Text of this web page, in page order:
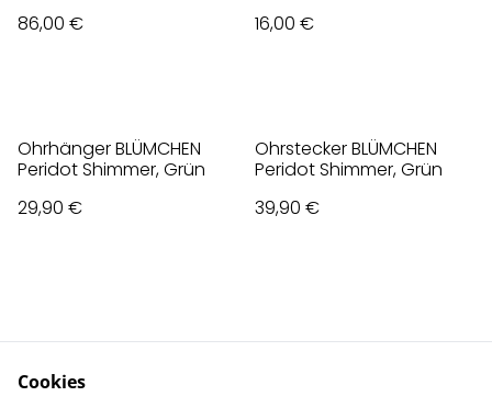
86,00 €
16,00 €
Ohrhänger BLÜMCHEN
Peridot Shimmer, Grün
29,90 €
Ohrstecker BLÜMCHEN
Peridot Shimmer, Grün
39,90 €
Cookies